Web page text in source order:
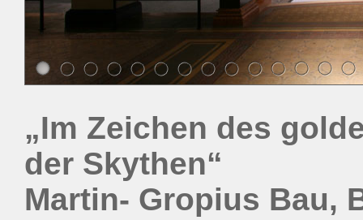
„Im Zeichen des
der Skythen“
Martin- Gropius Bau,